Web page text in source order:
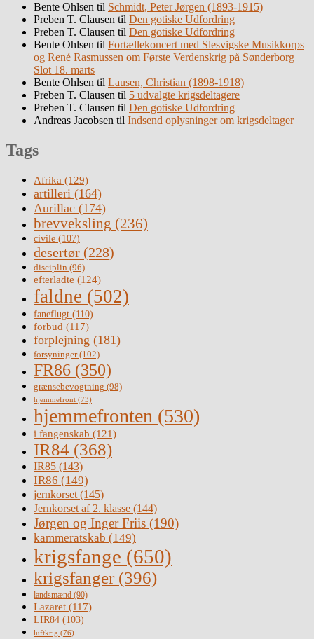
Bente Ohlsen til Schmidt, Peter Jørgen (1893-1915)
Preben T. Clausen til Den gotiske Udfordring
Preben T. Clausen til Den gotiske Udfordring
Bente Ohlsen til Fortællekoncert med Slesvigske Musikkorps
og René Rasmussen om Første Verdenskrig på Sønderborg
Slot 18. marts
Bente Ohlsen til Lausen, Christian (1898-1918)
Preben T. Clausen til 5 udvalgte krigsdeltagere
Preben T. Clausen til Den gotiske Udfordring
Andreas Jacobsen til Indsend oplysninger om krigsdeltager
Tags
Afrika (129)
artilleri (164)
Aurillac (174)
brevveksling (236)
civile (107)
desertør (228)
disciplin (96)
efterladte (124)
faldne (502)
faneflugt (110)
forbud (117)
forplejning (181)
forsyninger(102)
FR86 (350)
grænsebevogtning (98)
hjemmefront (73)
hjemmefronten (530)
i fangenskab (121)
IR84 (368)
IR85 (143)
IR86 (149)
jernkorset(145)
Jernkorset af 2. klasse (144)
Jørgen og Inger Friis (190)
kammeratskab (149)
krigsfange (650)
krigsfanger (396)
landsmænd (90)
Lazaret (117)
LIR84 (103)
luftkrig (76)